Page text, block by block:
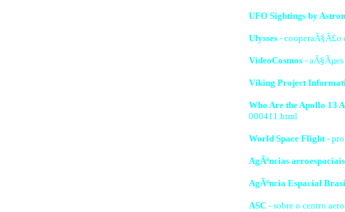
UFO Sightings by
Ulysses - cooperaÃ§Ã£o
VideoCosmos -
Viking Project
Who Are the Apollo 13
000411.html
World Space Flight-
AgÃªncias
AgÃªncia Espacial
ASC - sobre o centro